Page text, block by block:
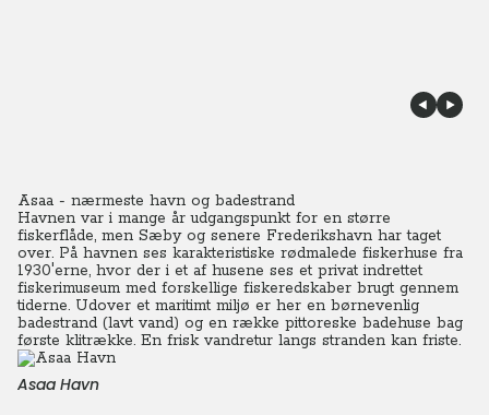
Asaa - nærmeste havn og badestrand
Havnen var i mange år udgangspunkt for en større
fiskerflåde, men Sæby og senere Frederikshavn har taget
over. På havnen ses karakteristiske rødmalede fiskerhuse fra
1930'erne, hvor der i et af husene ses et privat indrettet
fiskerimuseum med forskellige fiskeredskaber brugt gennem
tiderne. Udover et maritimt miljø er her en børnevenlig
badestrand (lavt vand) og en række pittoreske badehuse bag
første klitrække. En frisk vandretur langs stranden kan friste.
Asaa Havn